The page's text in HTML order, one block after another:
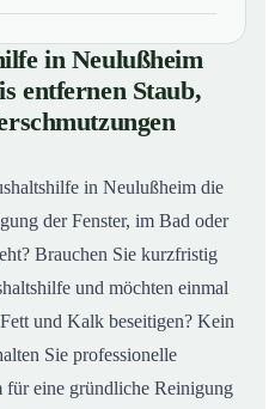
Neulußheim gesucht?
Fett und alltägliche
in Neulußheim
in Neulußheim
entfernen Staub,
in Neulußheim die
der Fenster, im Bad oder
Brauchen Sie kurzfristig
und möchten einmal
und Kalk beseitigen? Kein
Sie professionelle
eine gründliche Reinigung